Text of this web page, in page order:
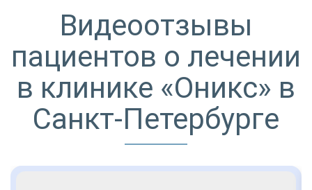
Видеоотзывы
пациентов о лечении
в клинике «Оникс» в
Санкт-Петербурге